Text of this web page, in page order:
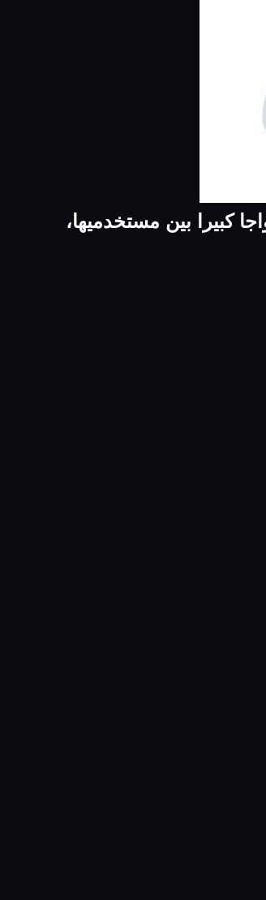
كبيرا بين مستخدميها،